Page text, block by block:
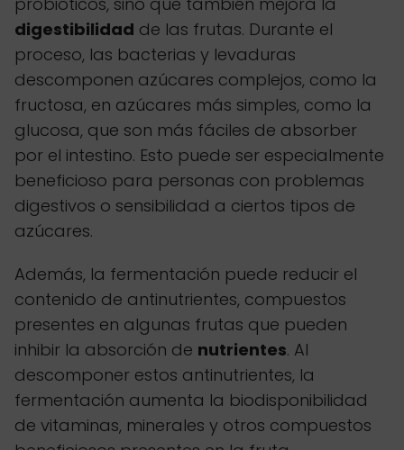
digestibilidad de las frutas. Durante el
proceso, las bacterias y levaduras
descomponen azúcares complejos, como la
fructosa, en azúcares más simples, como la
glucosa, que son más fáciles de absorber
por el intestino. Esto puede ser especialmente
beneficioso para personas con problemas
digestivos o sensibilidad a ciertos tipos de
azúcares.
Además, la fermentación puede reducir el
contenido de antinutrientes, compuestos
presentes en algunas frutas que pueden
inhibir la absorción de nutrientes. Al
descomponer estos antinutrientes, la
fermentación aumenta la biodisponibilidad
de vitaminas, minerales y otros compuestos